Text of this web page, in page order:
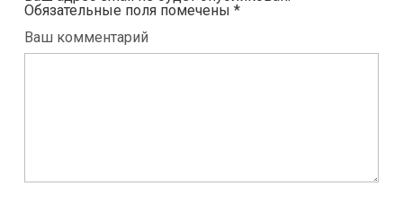
Обязательные поля помечены *
Ваш комментарий